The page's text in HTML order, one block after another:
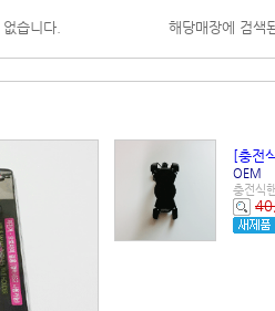
습니다. 해당매장에 검색
[충전
OEM
충전식